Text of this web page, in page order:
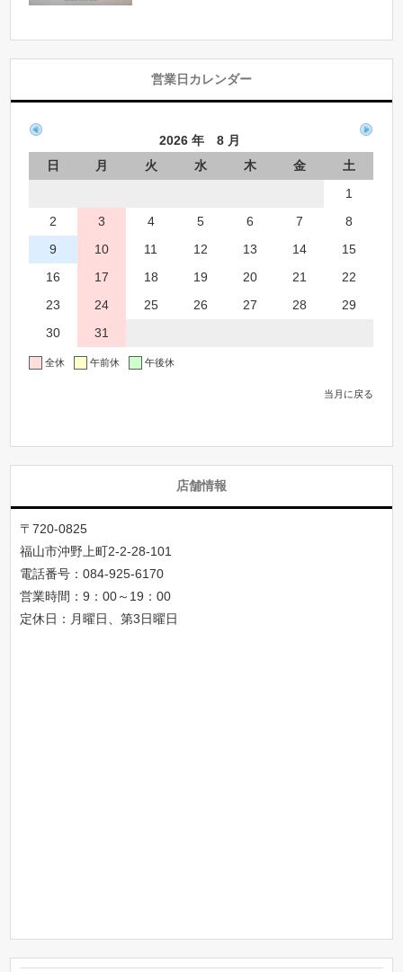
営業日カレンダー
2026 年 8 月
日
月 火 水 木 金
土
1
2
3 4 5 6 7
8
9
10 11 12 13 14
15
16
17 18 19 20 21
22
23
24 25 26 27 28
29
30
31
全休 午前休 午後休
当月に戻る
店舗情報
〒720-0825
福山市沖野上町2-2-28-101
電話番号：084-925-6170
営業時間：9：00～19：00
定休日：月曜日、第3日曜日